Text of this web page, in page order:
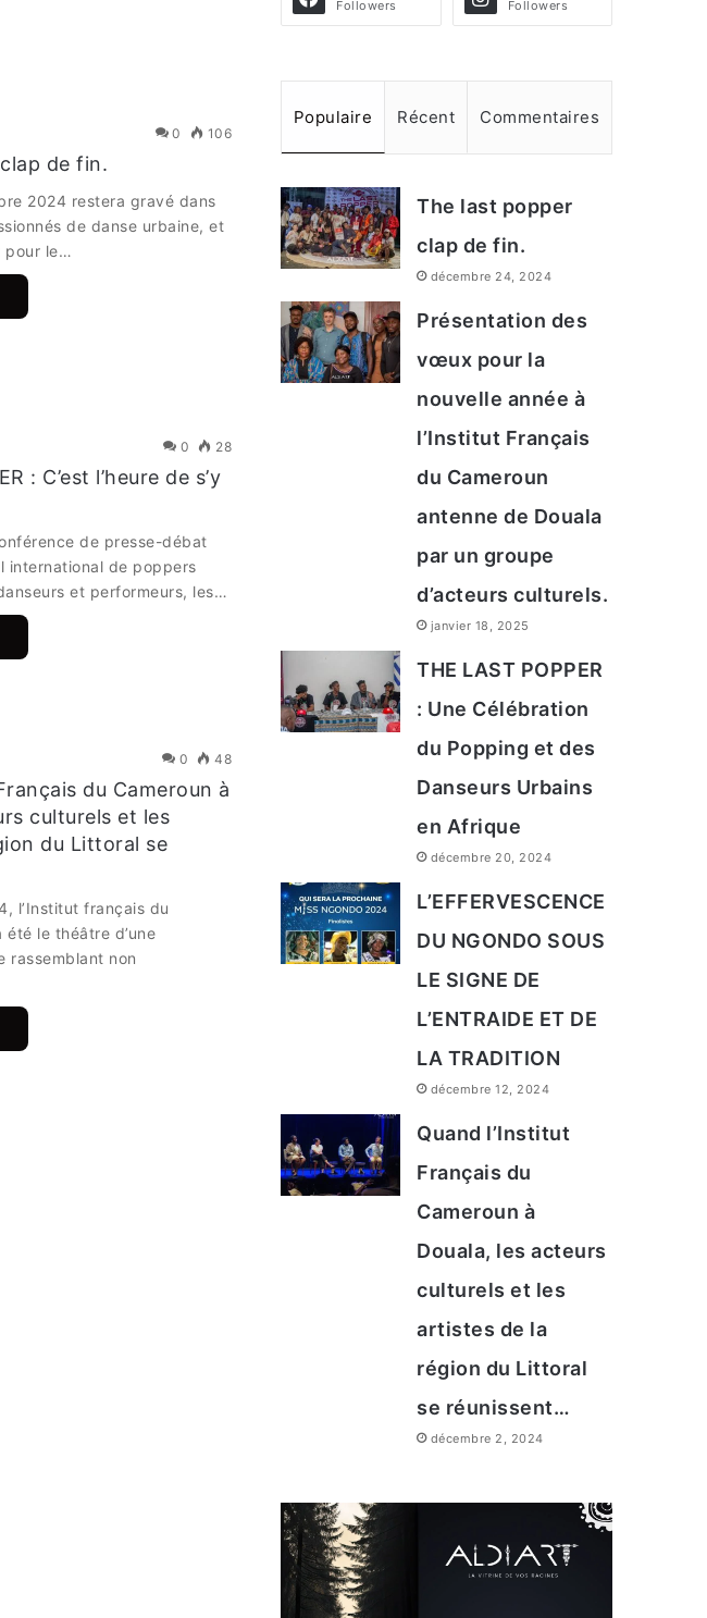
0 106
de fin.
2024 restera gravé dans
de danse urbaine, et
pour le…
0 28
: C’est l’heure de s’y
de presse-débat
international de poppers
et performeurs, les…
0 48
du Cameroun à
culturels et les
du Littoral se
l’Institut français du
été le théâtre d’une
rassemblant non
Followers Followers
Populaire Récent Commentaires
The last popper
clap de fin.
décembre 24, 2024
Présentation des
vœux pour la
nouvelle année à
l’Institut Français
du Cameroun
antenne de Douala
par un groupe
d’acteurs culturels.
janvier 18, 2025
THE LAST POPPER
: Une Célébration
du Popping et des
Danseurs Urbains
en Afrique
décembre 20, 2024
L’EFFERVESCENCE
DU NGONDO SOUS
LE SIGNE DE
L’ENTRAIDE ET DE
LA TRADITION
décembre 12, 2024
Quand l’Institut
Français du
Cameroun à
Douala, les acteurs
culturels et les
artistes de la
région du Littoral
se réunissent…
décembre 2, 2024